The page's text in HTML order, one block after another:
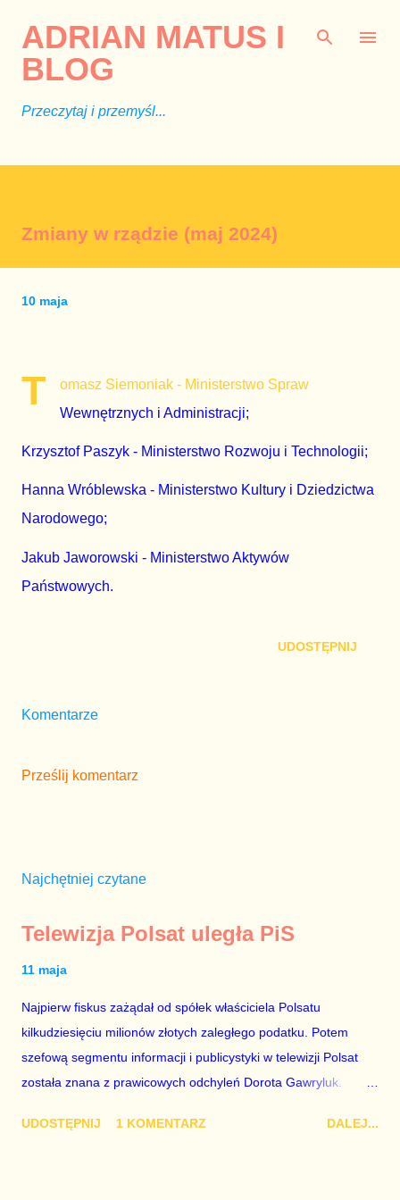
ADRIAN MATUS I
BLOG
Przeczytaj i przemyśl...
Zmiany w rządzie (maj 2024)
10 maja
T
omasz Siemoniak - Ministerstwo Spraw
Wewnętrznych i Administracji;
Krzysztof Paszyk - Ministerstwo Rozwoju i Technologii;
Hanna Wróblewska - Ministerstwo Kultury i Dziedzictwa
Narodowego;
Jakub Jaworowski - Ministerstwo Aktywów
Państwowych.
UDOSTĘPNIJ
Komentarze
Prześlij komentarz
Najchętniej czytane
Telewizja Polsat uległa PiS
11 maja
Najpierw fiskus zażądał od spółek właściciela Polsatu
kilkudziesięciu milionów złotych zaległego podatku. Potem
szefową segmentu informacji i publicystyki w telewizji Polsat
została znana z prawicowych odchyleń Dorota Gawryluk.
marionetka partii rządzącej, żona agenta SB, który jest obecnie
UDOSTĘPNIJ 1 KOMENTARZ DALEJ...